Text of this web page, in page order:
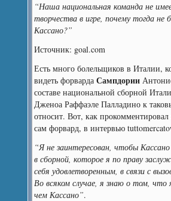
“Наша национальная команда не
творчества в игре, почему тогда не
Кассано?”
Источник: goal.com
Есть много болельщиков в Италии,
видеть форвардаСампдории
составе национальной сборной
Дженоа Раффаэле Палладино к
относит. Вот, как
сам форвард, в интервью
“Я не заинтересован, чтобы
в сборной, которое я по праву
себя удовлетворенным, в связи с
Во всяком случае, я знаю о том, что
чем Кассано”.